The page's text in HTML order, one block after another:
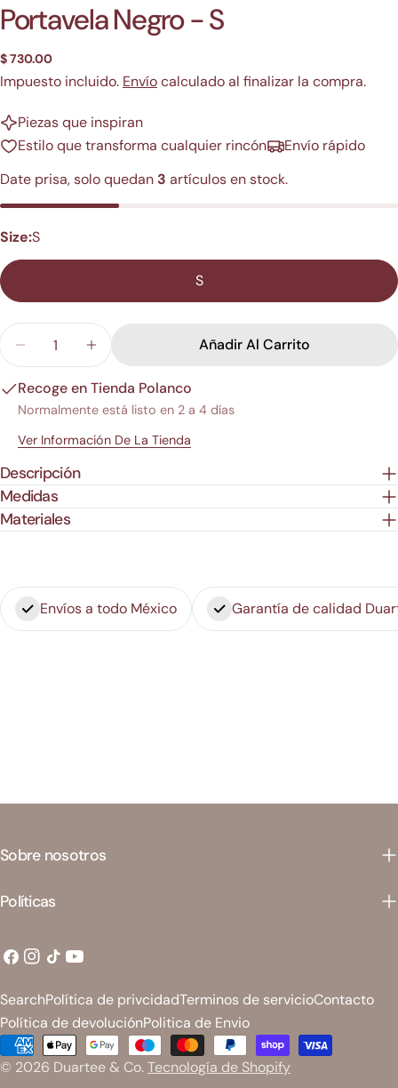
Portavela Negro - S
Precio
regular
$ 730.00
Impuesto incluido. Envíocalculado al finalizar la compra.
Piezas que inspiran
Estilo que transforma cualquier rincón
Envío rápido
Date prisa, solo quedan 3 artículos en stock.
Size:S
S
Disminuir Cantidad Para Portavela Negro - S
Aumentar Cantidad Para Portavela
Añadir Al Carrito
Recoge enTienda Polanco
Normalmente está listo en 2 a 4 días
Ver Información De La Tienda
Descripción
Medidas
Materiales
Envíos a todo México Garantía de calidad
Sobre nosotros
Políticas
Facebook
Instagram
Tik YouTube
© 2026 Duartee & Co.Tecnología de Shopify
SearchPolítica de privcidadTerminos de servicioContacto
Política de devoluciónPolitica de Envio
Métodos
de